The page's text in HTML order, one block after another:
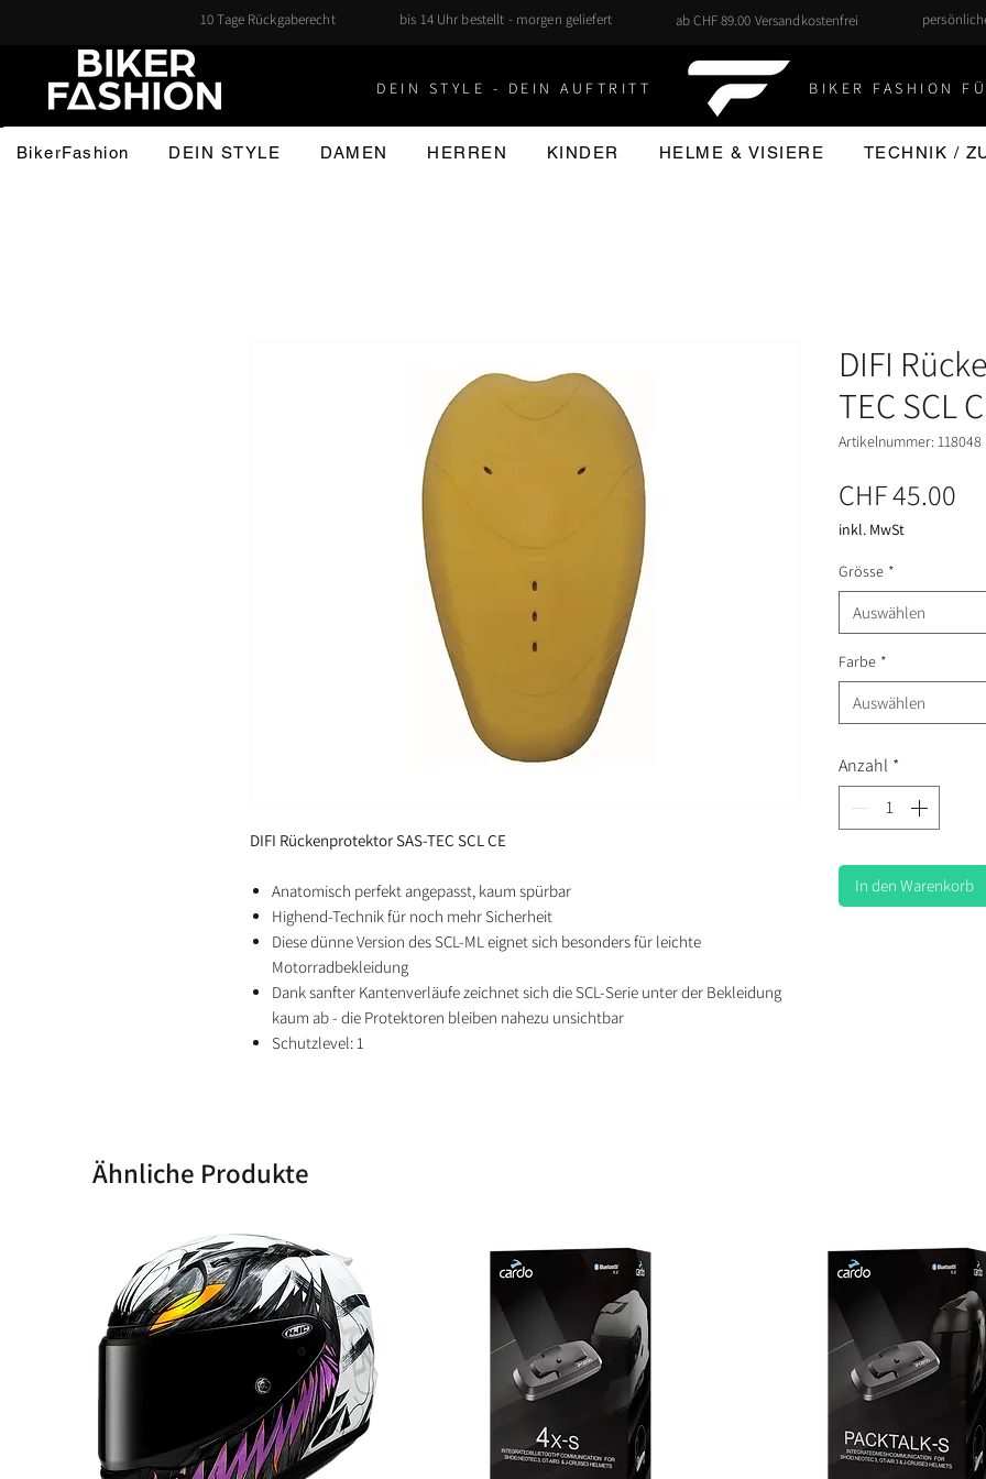
10 Tage Rückgaberecht bis 14 Uhr bestellt - morgen geliefert ab CHF 89.00 Versandkostenfrei
DEIN STYLE - DEIN AUFTRITT BIKER FASHION
BikerFashion DEIN STYLE DAMEN HERREN KINDER HELME & VISIERE TECHNIK /
DIFI Rückenprotektor SAS-TEC SCL CE
Anatomisch perfekt angepasst, kaum spürbar
Highend-Technik für noch mehr Sicherheit
Diese dünne Version des SCL-ML eignet sich besonders für leichte
Motorradbekleidung
Dank sanfter Kantenverläufe zeichnet sich die SCL-Serie unter der Bekleidung
kaum ab - die Protektoren bleiben nahezu unsichtbar
Schutzlevel: 1
DIFI
TEC SCL
Artikelnummer: 118048
CHF 45.00
inkl. MwSt
Grösse *
Auswählen
Farbe *
Auswählen
Anzahl *
In den Warenkorb
Ähnliche Produkte